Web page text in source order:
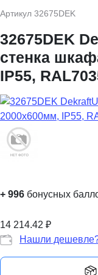
Артикул 32675DEK
32675DEK
стенка
IP55,
+ 996 бонусных
14 214.42 ₽
Нашли